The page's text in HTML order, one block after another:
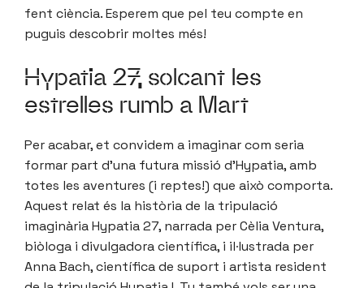
fent ciència. Esperem que pel teu compte en
puguis descobrir moltes més!
Hypatia 27, solcant les
estrelles rumb a Mart
Per acabar, et convidem a imaginar com seria
formar part d’una futura missió d’Hypatia, amb
totes les aventures (i reptes!) que això comporta.
Aquest relat és la història de la tripulació
imaginària Hypatia 27, narrada per Cèlia Ventura,
biòloga i divulgadora científica, i il·lustrada per
Anna Bach, científica de suport i artista resident